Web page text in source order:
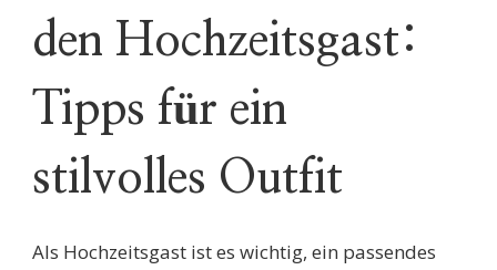
GRÖSSE 4
8: S
den Hochzeitsgast:
Tipps für ein
stilvolles Outfit
Als Hochzeitsgast ist es wichtig, ein passendes